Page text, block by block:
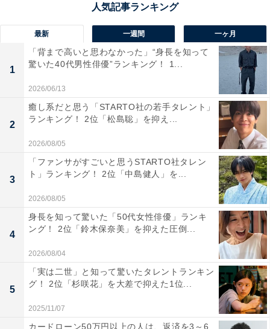
らではの味わいを楽しめそう」（50代女性／神奈川県）
といった声が集まりました。
1位：天文館商店街（鹿児島市）／90票
堂々の1位に輝いたのは、鹿児島市の中心部にある「天
文館商店街」です。南九州最大の繁華街の1つで、ファ
ッション、グルメ、雑貨などいろいろな店舗がたくさん
最新 一週間 一ヶ月
1
「背まで高いと思わなかった」“身長を知って
驚いた40代男性俳優”ランキング！ 1...
2026/06/13
2
癒し系だと思う「STARTO社の若手タレント」
ランキング！ 2位「松島聡」を抑え...
2026/08/05
3
「ファンサがすごいと思うSTARTO社タレン
ト」ランキング！ 2位「中島健人」を...
2026/08/05
4
身長を知って驚いた「50代女性俳優」ランキ
ング！ 2位「鈴木保奈美」を抑えた圧倒...
2026/08/04
5
「実は二世」と知って驚いたタレントランキン
グ！ 2位「杉咲花」を大差で抑えた1位...
2025/11/07
カードローン50万円以上の人は、返済を3～6